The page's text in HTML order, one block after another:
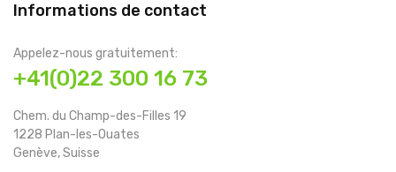
Informations de contact
Appelez-nous gratuitement:
+41(0)22 300 16 73
Chem. du Champ-des-Filles 19
1228 Plan-les-Ouates
Genève, Suisse